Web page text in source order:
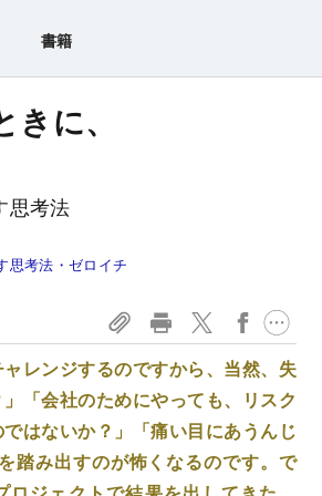
書籍
に、
思考法
思考法・ゼロイチ
レンジするのですから、当然、失
「会社のためにやっても、リスク
はないか？」「痛い目にあうんじ
踏み出すのが怖くなるのです。で